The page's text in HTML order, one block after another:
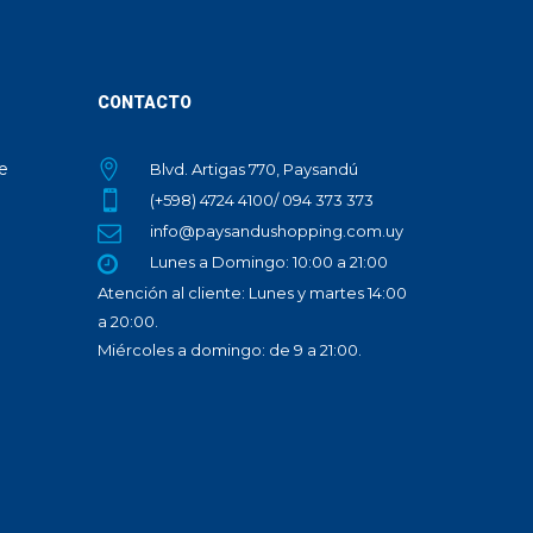
CONTACTO
Blvd. Artigas 770, Paysandú
(+598) 4724 4100/ 094 373 373
info@paysandushopping.com.uy
Lunes a Domingo: 10:00 a 21:00
Atención al cliente: Lunes y martes 14:00
a 20:00.
Miércoles a domingo: de 9 a 21:00.